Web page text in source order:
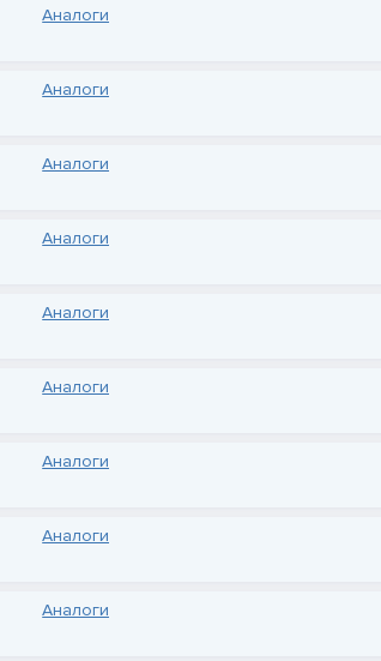
Аналоги
Аналоги
Аналоги
Аналоги
Аналоги
Аналоги
Аналоги
Аналоги
Аналоги